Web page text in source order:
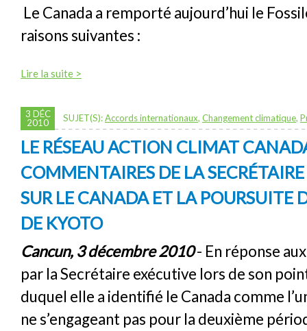
Le Canada a remporté aujourd’hui le
raisons suivantes :
Lire la suite >
3 DÉC
2010
SUJET(S):Accords internationaux, Changement climatique,
LE RÉSEAU ACTION CLIMAT
COMMENTAIRES DE LA
SUR LE CANADA ET LA POURSUITE
DE KYOTO
Cancun, 3 décembre 2010- En réponse
par la Secrétaire exécutive lors de son
duquel elle a identifié le Canada comme
ne s’engageant pas pour la deuxième